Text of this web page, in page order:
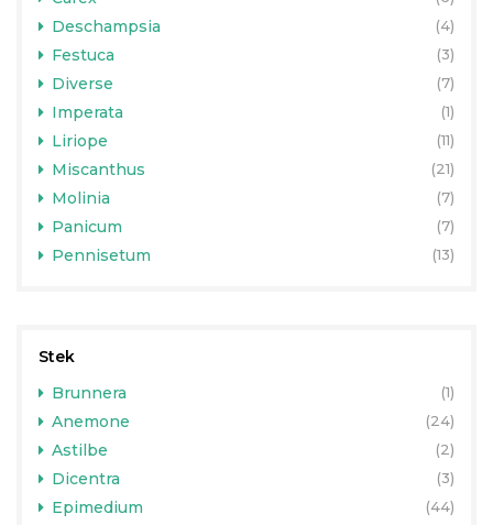
Deschampsia (4)
Festuca (3)
Diverse (7)
Imperata (1)
Liriope (11)
Miscanthus (21)
Molinia (7)
Panicum (7)
Pennisetum (13)
Stek
Brunnera
(1)
Anemone (24)
Astilbe (2)
Dicentra (3)
Epimedium (44)